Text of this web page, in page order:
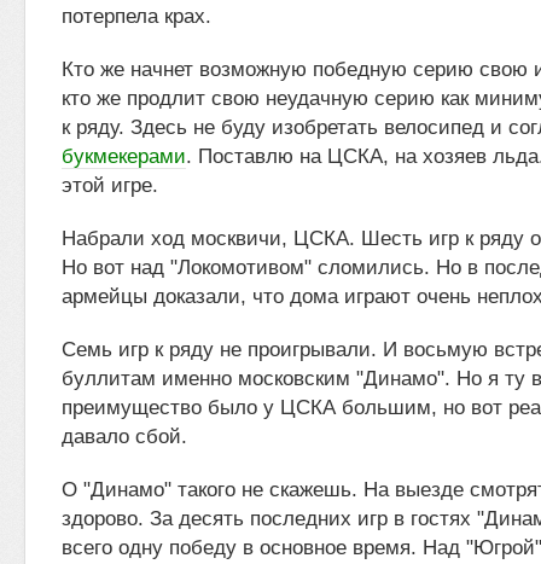
потерпела крах.
Кто же начнет возможную победную серию свою
кто же продлит свою неудачную серию как
к ряду. Здесь не буду изобретать велосипед и
букмекерами. Поставлю на ЦСКА, на хозяев
этой игре.
Набрали ход москвичи, ЦСКА. Шесть игр к ряду
Но вот над "Локомотивом" сломились. Но в
армейцы доказали, что дома играют очень
Семь игр к ряду не проигрывали. И восьмую
буллитам именно московским "Динамо". Но я ту
преимущество было у ЦСКА большим, но вот
давало сбой.
О "Динамо" такого не скажешь. На выезде
здорово. За десять последних игр в гостях
всего одну победу в основное время. Над